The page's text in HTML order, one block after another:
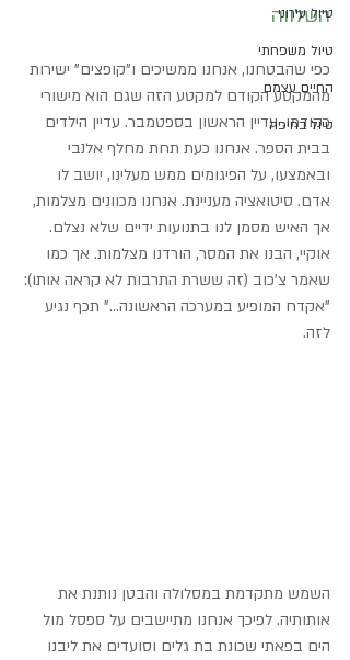
טיול עירוני
טיול משפחתי
החיים עצמם
טיול בחיפה
השלווה
כפי שהבטחנו, אנחנו ממשיכים ו"קופצים" ישירות
מהמקטע הקודם למקטע הזה שגם הוא מישורי
כקודמו. עדיין הראשון בספטמבר. עדיין הילדים
בבית הספר. אנחנו כעת תחת מחלף אלנבי
ובאמצעו, על הפיגומים ממש מעלינו, יושב לו
אדם. סיטואציה מעניינת. אנחנו מכוונים מצלמות,
אך האיש מסמן לנו בתנועות ידיים שלא נצלם.
אוקיי, הבנו את המסר, הורדנו מצלמות. אך כמו
שאמר צ'כוב (זה ששרת התרבות לא קראה אותו):
"אקדח המופיע במערכה הראשונה..." תכף נגיע
לזה.
השמש מתקדמת במסלולה והבטן נותנת את
אותותיה. לפיכך אנחנו מתיישבים על ספסל מול
הים בפאתי שכונת בת גלים וסועדים את ליבנו